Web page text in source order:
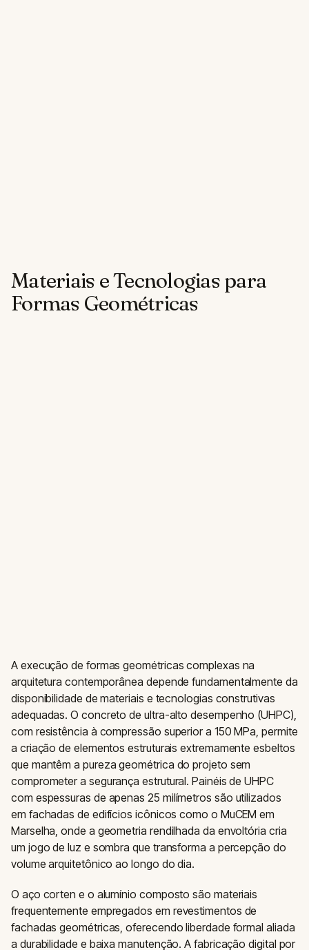
Materiais e Tecnologias para
Formas Geométricas
A execução de formas geométricas complexas na
arquitetura contemporânea depende fundamentalmente da
disponibilidade de materiais e tecnologias construtivas
adequadas. O concreto de ultra-alto desempenho (UHPC),
com resistência à compressão superior a 150 MPa, permite
a criação de elementos estruturais extremamente esbeltos
que mantêm a pureza geométrica do projeto sem
comprometer a segurança estrutural. Painéis de UHPC
com espessuras de apenas 25 milímetros são utilizados
em fachadas de edifícios icônicos como o MuCEM em
Marselha, onde a geometria rendilhada da envoltória cria
um jogo de luz e sombra que transforma a percepção do
volume arquitetônico ao longo do dia.
O aço corten e o alumínio composto são materiais
frequentemente empregados em revestimentos de
fachadas geométricas, oferecendo liberdade formal aliada
a durabilidade e baixa manutenção. A fabricação digital por